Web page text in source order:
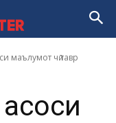
маълумот чӣ тавр